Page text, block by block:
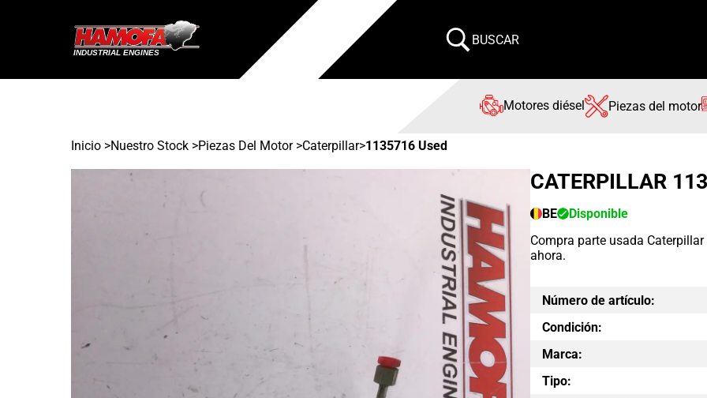
BUSCAR
Motores diésel Piezas del motor
Inicio >Nuestro Stock >Piezas Del Motor >Caterpillar>1135716 Used
CATERPILLAR
BE
Disponible
Compra parte usada
ahora.
Número de artículo:
Condición:
Marca:
Tipo: